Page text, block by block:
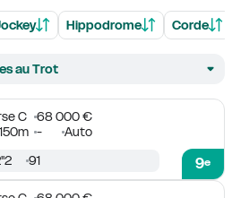
Hippodrome Corde
au Trot
C
68 000 €
- Auto
9e
91